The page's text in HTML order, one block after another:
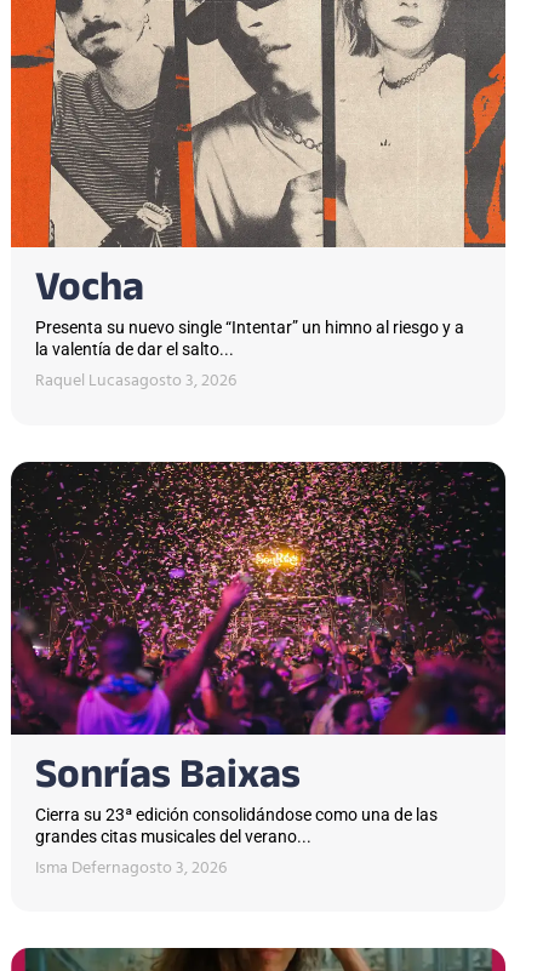
Vocha
Presenta su nuevo single “Intentar” un himno al riesgo y a
la valentía de dar el salto...
Raquel Lucasagosto 3, 2026
Sonrías Baixas
Cierra su 23ª edición consolidándose como una de las
grandes citas musicales del verano...
Isma Defernagosto 3, 2026